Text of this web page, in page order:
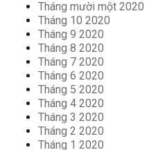
Tháng mười một 2020
Tháng 10 2020
Tháng 9 2020
Tháng 8 2020
Tháng 7 2020
Tháng 6 2020
Tháng 5 2020
Tháng 4 2020
Tháng 3 2020
Tháng 2 2020
Tháng 1 2020